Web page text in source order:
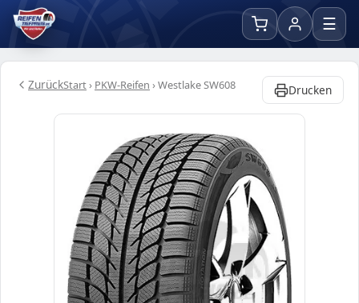
☰
ZurückStart› PKW-Reifen ›Westlake SW608 Drucken